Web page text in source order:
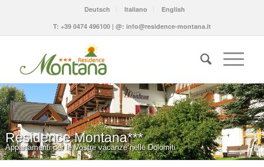
Deutsch Italiano
English
T: +39 0474 496100| @: info@residence-montana.it
Residence Montana***
Appartamenti per le Vostre vacanze nelle Dolomiti